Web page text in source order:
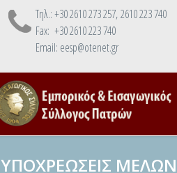
Τηλ.: +30 2610 273 257, 2610 223 740
Fax: +30 2610 223 740
Email: eesp@otenet.gr
ΥΠΟΧΡΕΩΣΕΙΣ ΜΕΛΩΝ